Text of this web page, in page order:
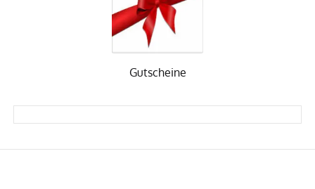
Gutscheine